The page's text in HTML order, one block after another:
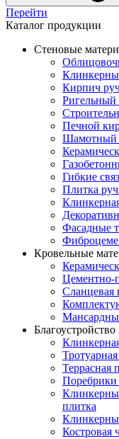
Перейти
Каталог продукции
Стеновые
Кирпич
Ригельный
Печной
Шамотный
Гибкие
Плитка
Фасадные
Кровельные
Цементно-
Сланцевая
Благоустройство
Террасная
плитка
Костровая